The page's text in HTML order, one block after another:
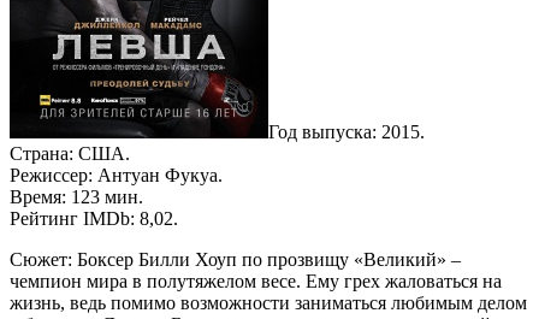
Год выпуска: 2015.
Страна: США.
Режиссер: Антуан Фукуа.
Время: 123 мин.
Рейтинг IMDb: 8,02.
Сюжет: Боксер Билли Хоуп по прозвищу «Великий» –
чемпион мира в полутяжелом весе. Ему грех жаловаться на
жизнь, ведь помимо возможности заниматься любимым делом